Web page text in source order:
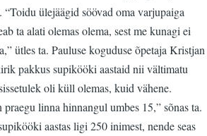
ülejäägid söövad oma varjupaiga
ta alati olemas olema, sest me kunagi ei
ütles ta. Pauluse koguduse õpetaja Kristjan
pakkus supikööki aastaid nii vältimatu
oli küll olemas, kuid vähene.
linna hinnangul umbes 15,” sõnas ta.
aastas ligi 250 inimest, nende seas